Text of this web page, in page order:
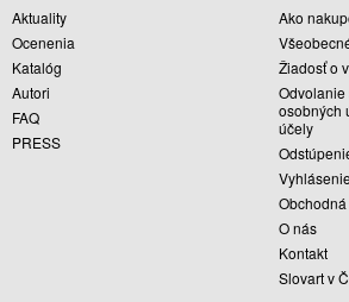
Aktuality
Ocenenia
Katalóg
Autori
FAQ
PRESS
Ako
Žiadosť o
osobných
účely
O nás
Kontakt
Slovart v